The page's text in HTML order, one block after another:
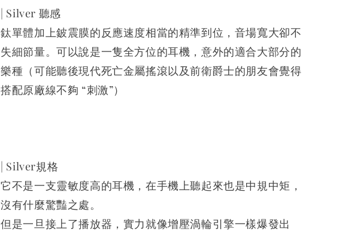
| Silver 聽感
鈦單體加上鈹震膜的反應速度相當的精準到位，音場寬大卻不
失細節量。可以說是一隻全方位的耳機，意外的適合大部分的
樂種（可能聽後現代死亡金屬搖滾以及前衛爵士的朋友會覺得
搭配原廠線不夠 “刺激”）
| Silver規格
它不是一支靈敏度高的耳機，在手機上聽起來也是中規中矩，
沒有什麼驚豔之處。
但是一旦接上了播放器，實力就像增壓渦輪引擎一樣爆發出